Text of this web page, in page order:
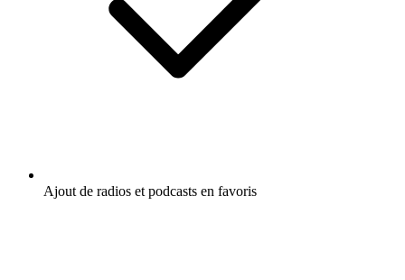
Ajout de radios et podcasts en favoris